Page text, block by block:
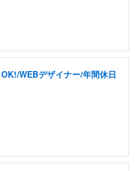
WEBデザイナー/年間休日